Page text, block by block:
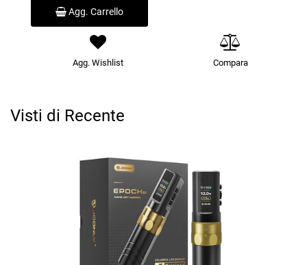
Agg. Carrello
Agg. Wishlist Compara
Visti di Recente